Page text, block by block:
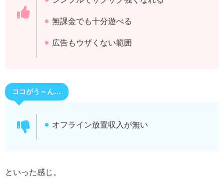
無課金でも十分遊べる
広告もウザくない範囲
ココがう～ん…
オフライン放置収入が無い
といった感じ。